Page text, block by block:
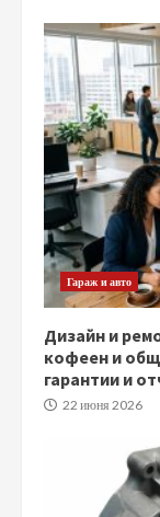
Гараж и авто
Дизайн и
кофеен и
гарантии и
22 июня 2026